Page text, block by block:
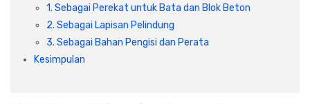
1. Sebagai Perekat untuk Bata dan Blok Beton
2. Sebagai Lapisan Pelindung
3. Sebagai Bahan Pengisi dan Perata
Kesimpulan